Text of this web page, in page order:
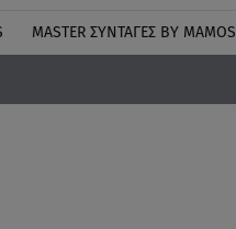
MASTER ΣΥΝΤΑΓΈΣ BY MAMOS